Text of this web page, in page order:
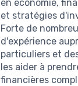
en économie,
et stratégies
Forte de
d'expérience
particuliers et
les aider à
financières